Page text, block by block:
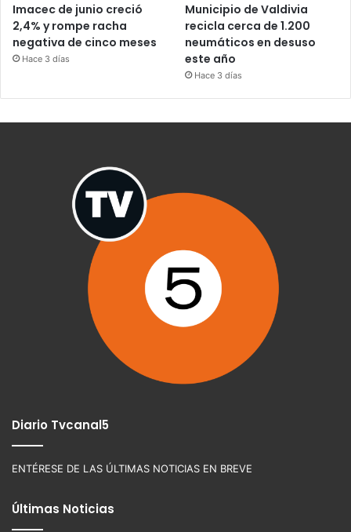
Imacec de junio creció
2,4% y rompe racha
negativa de cinco meses
Hace 3 días
Municipio de Valdivia
recicla cerca de 1.200
neumáticos en desuso
este año
Hace 3 días
Diario Tvcanal5
ENTÉRESE DE LAS ÚLTIMAS NOTICIAS EN BREVE
Últimas Noticias